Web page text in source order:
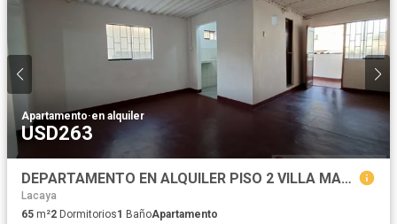
Apartamento·en alquiler
USD263
DEPARTAMENTO EN ALQUILER PISO 2 VILLA MARIA DEL TRIUNFO
Lacaya
65 m²2 Dormitorios1 BañoApartamento